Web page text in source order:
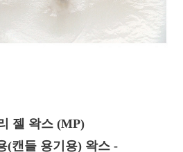
젤 왁스 (MP)
(캔들 용기용) 왁스 -